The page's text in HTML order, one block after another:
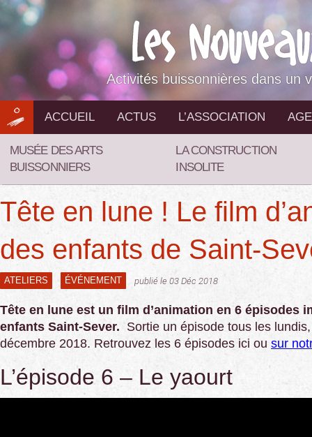
Aller
au
contenu
Activités buissonnières dans un
ACCUEIL ACTUS L’ASSOCIATION
MUSÉE DES ARTS
BUISSONNIERS
LA CONSTRUCTION
INSOLITE
Tête en lune ! Le film
des enfants de Saint-
ATELIERS ÉVÉNEMENT publié le 03 Déc 2018
Tête en lune est un film d’animation en 6 épisodes
enfants Saint-Sever. Sortie un épisode tous les
décembre 2018. Retrouvez les 6 épisodes ici ou sur
L’épisode 6 – Le yaourt